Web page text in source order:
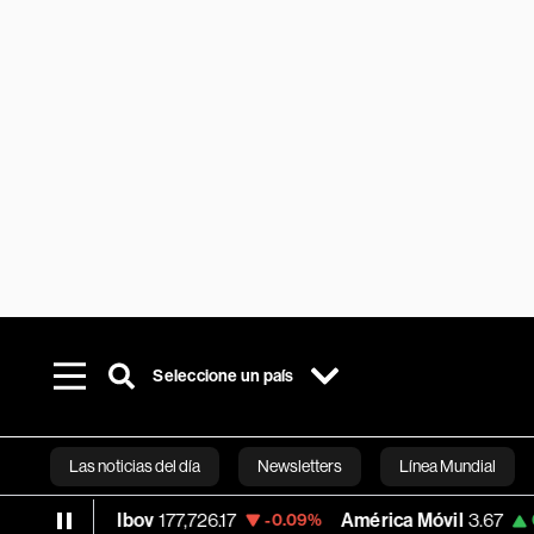
Seleccione un país
Las noticias del día Newsletters Línea Mundial
Bloomberg
Ibov 177,726.17 -0.09% América Móvil 3.67 0.00%